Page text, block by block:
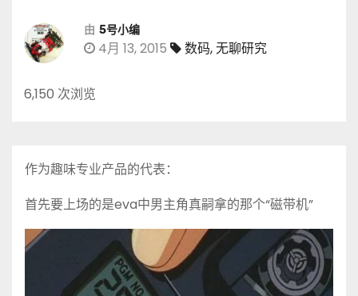
由 5号小编
4月 13, 2015 数码,无聊研究
6,150 次浏览
作为趣味专业产品的代表：
首先要上场的是eva中男主角真嗣拿的那个“磁带机”